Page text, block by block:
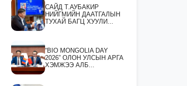
САЙД Т.АУБАКИР
НИЙГМИЙН ДААТГАЛЫН
ТУХАЙ БАГЦ ХУУЛИ...
“BIO MONGOLIA DAY
2026” ОЛОН УЛСЫН АРГА
ХЭМЖЭЭ АЛБ...